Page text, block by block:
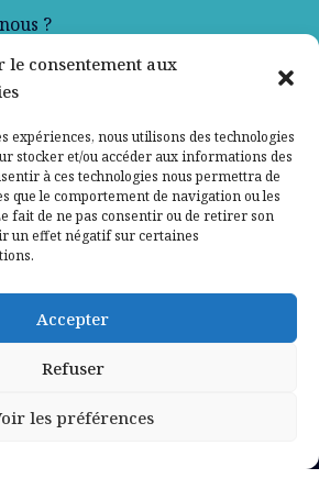
le consentement aux
expériences, nous utilisons des technologies
stocker et/ou accéder aux informations des
à ces technologies nous permettra de
que le comportement de navigation ou les
fait de ne pas consentir ou de retirer son
un effet négatif sur certaines
Accepter
Refuser
les préférences
?